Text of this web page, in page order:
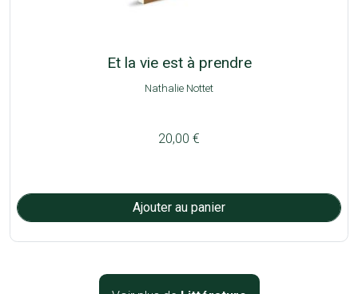
Et la vie est à prendre
Nathalie Nottet
20,00 €